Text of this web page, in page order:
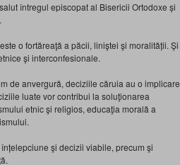
întregul episcopat al Bisericii Ortodoxe și
o fortăreaţă a păcii, liniştei şi moralității. Şi
şi interconfesionale.
de anvergură, deciziile căruia au o implicare
luate vor contribui la soluţionarea
etnic şi religios, educaţia morală a
şi decizii viabile, precum şi